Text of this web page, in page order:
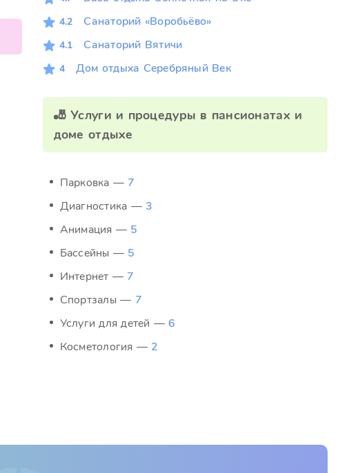
4.2 Санаторий «Воробьёво»
4.1 Санаторий Вятичи
4 Дом отдыха Серебряный Век
🎳 Услуги и процедуры в пансионатах и
доме отдыхе
Парковка — 7
Диагностика — 3
Анимация — 5
Бассейны — 5
Интернет — 7
Спортзалы — 7
Услуги для детей —6
Косметология — 2